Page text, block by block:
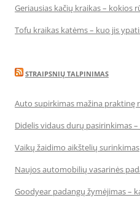
Geriausias kačių kraikas – kokios
Tofu kraikas katėms – kuo jis
STRAIPSNIŲ TALPINIMAS
Auto supirkimas mažina
Didelis vidaus durų pasirinkimas
Vaikų žaidimo aikštelių surinkimas
Naujos automobilių vasarinės
Goodyear padangų žymėjimas –